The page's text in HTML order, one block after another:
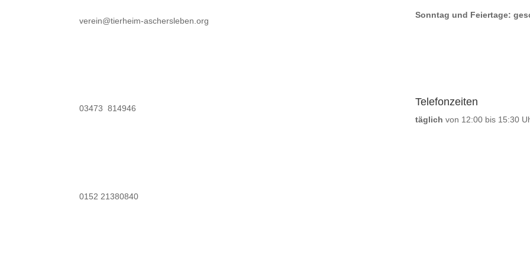
verein@tierheim-aschersleben.org
03473 814946
0152 21380840
Sonntag und Feiertage:
Telefonzeiten
täglich von 12:00 bis 15:30